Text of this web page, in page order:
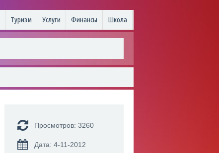
Туризм Услуги Финансы Школа
Просмотров: 3260
Дата: 4-11-2012